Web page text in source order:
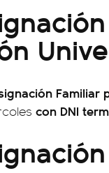
Familiar
con DNI